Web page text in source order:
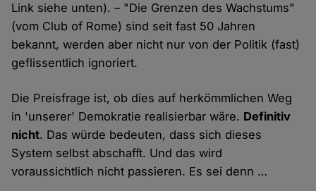
Link siehe unten). – "Die Grenzen des Wachstums"
(vom Club of Rome) sind seit fast 50 Jahren
bekannt, werden aber nicht nur von der Politik (fast)
geflissentlich ignoriert.
Die Preisfrage ist, ob dies auf herkömmlichen Weg
in 'unserer' Demokratie realisierbar wäre. Definitiv
nicht. Das würde bedeuten, dass sich dieses
System selbst abschafft. Und das wird
voraussichtlich nicht passieren. Es sei denn …